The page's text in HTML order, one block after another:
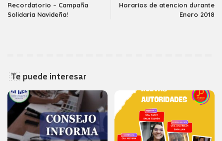
Recordatorio – Campaña
Solidaria Navideña!
Horarios de atencion durante
Enero 2018
Te puede interesar